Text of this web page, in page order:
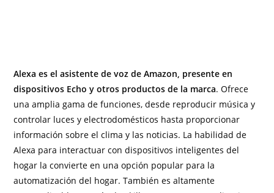
Alexa es el asistente de voz de Amazon, presente en
dispositivos Echo y otros productos de la marca. Ofrece
una amplia gama de funciones, desde reproducir música y
controlar luces y electrodomésticos hasta proporcionar
información sobre el clima y las noticias. La habilidad de
Alexa para interactuar con dispositivos inteligentes del
hogar la convierte en una opción popular para la
automatización del hogar. También es altamente